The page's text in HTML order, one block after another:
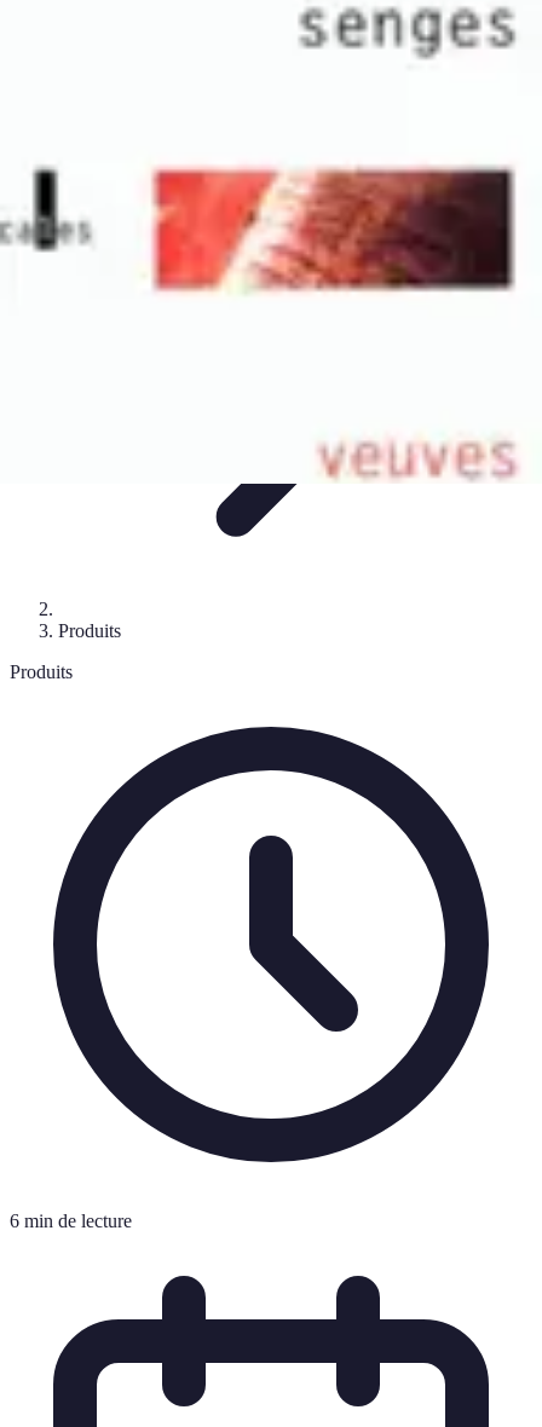
Techniques et AstucesConseils et AstucesAstuces
Produits
Produits
6 min de lecture